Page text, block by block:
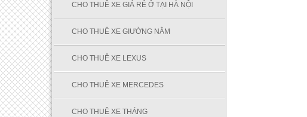
CHO THUÊ XE GIÁ RẺ Ở TẠI HÀ NỘI
CHO THUÊ XE GIƯỜNG NẰM
CHO THUÊ XE LEXUS
CHO THUÊ XE MERCEDES
CHO THUÊ XE THÁNG